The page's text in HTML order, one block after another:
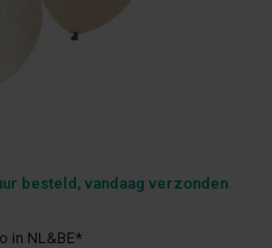
besteld, vandaag verzonden
in NL&BE*